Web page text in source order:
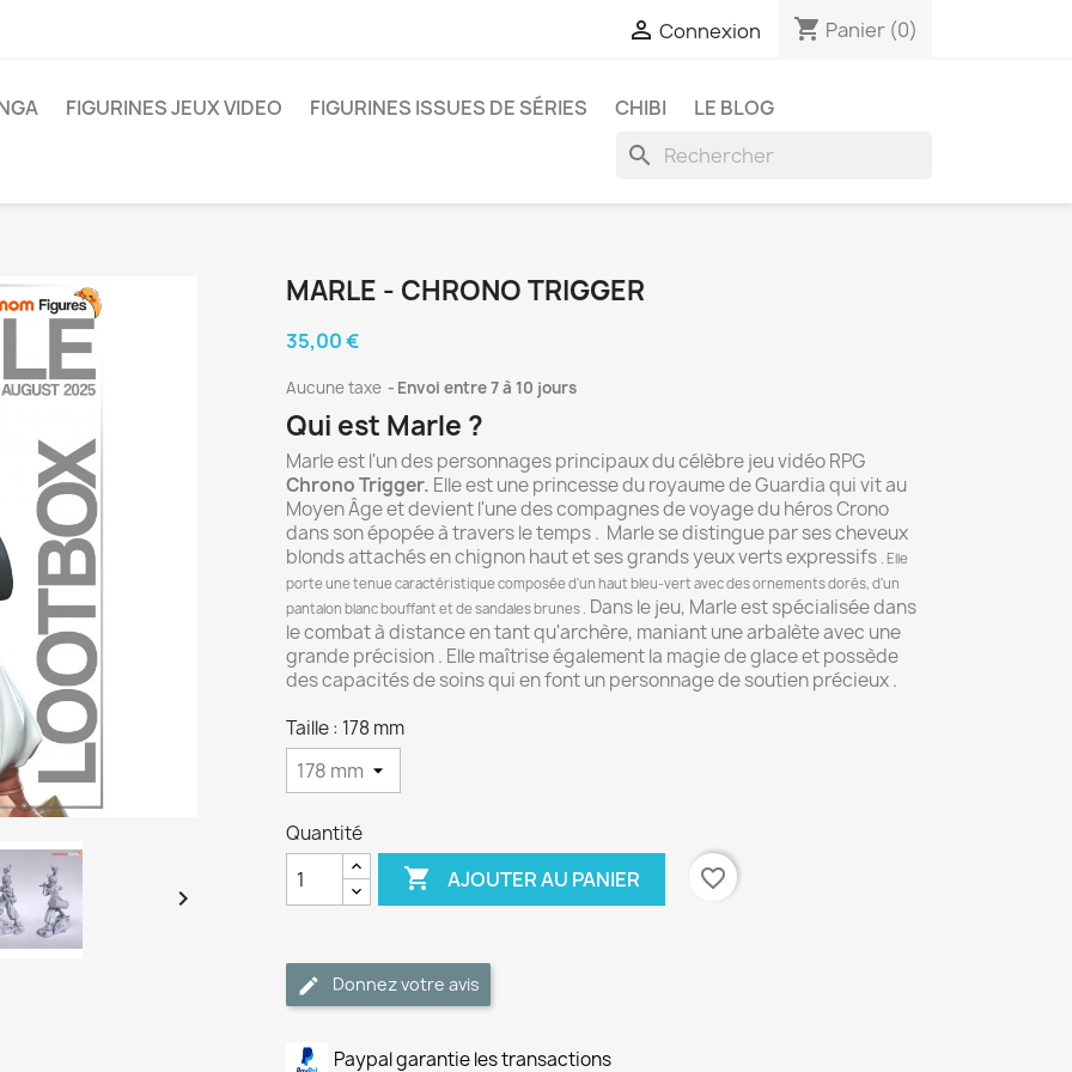
 Connexion shopping_cart Panier (0)
FIGURINES JEUX VIDEO FIGURINES ISSUES DE SÉRIES CHIBI LE BLOG
search

MARLE - CHRONO TRIGGER
35,00 €
Aucune taxe Envoi entre 7 à 10 jours
Qui est Marle ?
Marle est l'un des personnages principaux du célèbre jeu vidéo RPG
Chrono Trigger. Elle est une princesse du royaume de Guardia qui vit au
Moyen Âge et devient l'une des compagnes de voyage du héros Crono
dans son épopée à travers le temps . Marle se distingue par ses cheveux
blonds attachés en chignon haut et ses grands yeux verts expressifs . Elle
porte une tenue caractéristique composée d'un haut bleu-vert avec des ornements dorés, d'un
pantalon blanc bouffant et de sandales brunes . Dans le jeu, Marle est spécialisée dans
le combat à distance en tant qu'archère, maniant une arbalète avec une
grande précision . Elle maîtrise également la magie de glace et possède
des capacités de soins qui en font un personnage de soutien précieux .
Taille : 178 mm
Quantité
 AJOUTER AU PANIER favorite_border
Donnez votre avis
Paypal garantie les transactions